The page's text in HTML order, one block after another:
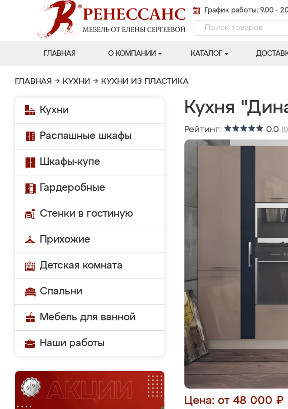
График работы: 9.00 -
ГЛАВНАЯ О КОМПАНИИ КАТАЛОГ
ГЛАВНАЯ → КУХНИ → КУХНИ ИЗ ПЛАСТИКА
Кухни
Распашные шкафы
Шкафы-купе
Гардеробные
Стенки в гостиную
Прихожие
Детская комната
Спальни
Мебель для ванной
Наши работы
Кухня
Рейтинг: 0.0 (0
Цена: от 48 000 ₽